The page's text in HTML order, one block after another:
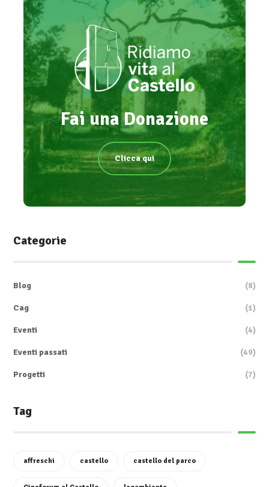
Fai una Donazione
Clicca qui
Categorie
Blog (8)
Cag (1)
Eventi (4)
Eventi passati (49)
Progetti (7)
Tag
affreschi castello castello del parco